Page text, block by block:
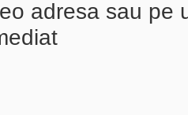
adresa sau pe